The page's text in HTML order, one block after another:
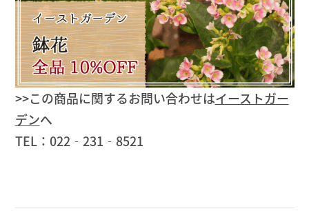
>>この商品に関するお問い合わせはイーストガー
デンへ
TEL：022‐231‐8521